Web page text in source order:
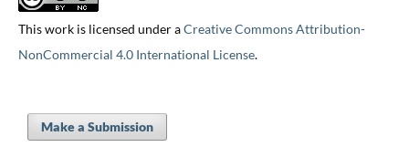
This work is licensed under aCreative Commons Attribution-
NonCommercial 4.0 International License.
Make a Submission